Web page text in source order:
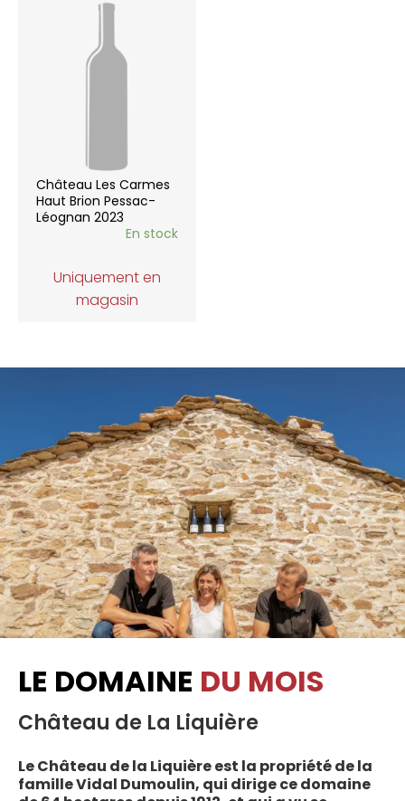
Château Les Carmes
Haut Brion Pessac-
Léognan 2023
En stock
Uniquement en
magasin
LE DOMAINE DU MOIS
Château de La Liquière
Le Château de la Liquière est la propriété de la
famille Vidal Dumoulin, qui dirige ce domaine